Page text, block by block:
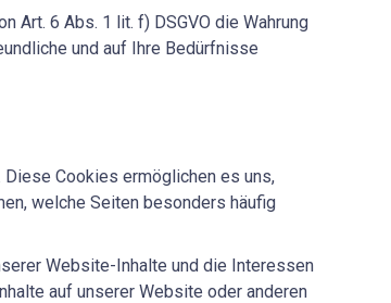
Art. 6 Abs. 1 lit. f) DSGVO die Wahrung
und auf Ihre Bedürfnisse
Cookies ermöglichen es uns,
welche Seiten besonders häufig
Website-Inhalte und die Interessen
auf unserer Website oder anderen